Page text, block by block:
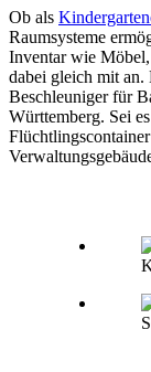
Ob als
Raumsysteme
Inventar wie
dabei gleich mit an.
Beschleuniger für
Württemberg. Sei